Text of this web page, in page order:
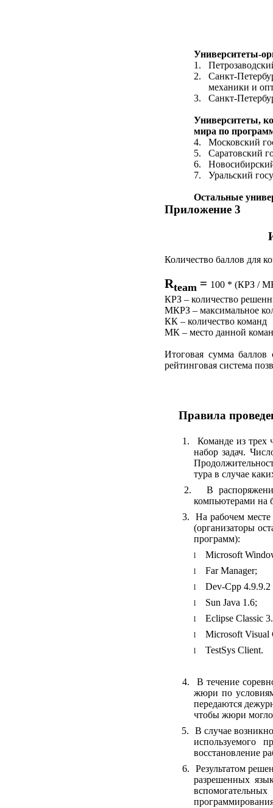
Университеты-
1.
2.
Санкт-
механики и
3.
Санкт-
Университеты,
мира по
4.
Московский
5.
Саратовский
6.
7.
Уральский
Остальные
Приложение 3
Количество баллов для
Rteam = 100 * (КРЗ /
КРЗ – количество
МКРЗ – максимальное
КК – количество команд
МК – место данной
Итоговая сумма баллов
рейтинговая система
Правила
1.
Команде из трех
набор задач.
тура в случае
2.
В
компьютерами на
3.
На рабочем
(организаторы
программ):
l Microsoft
l Far Manager;
l Dev-Cpp
l Sun Java 1.6;
l Eclipse Classic
l Microsoft Visual
l TestSys Client.
4.
В течение
жюри по
передаются
чтобы жюри
5.
В случае
используемого
восстановление
6.
Результатом
разрешенных